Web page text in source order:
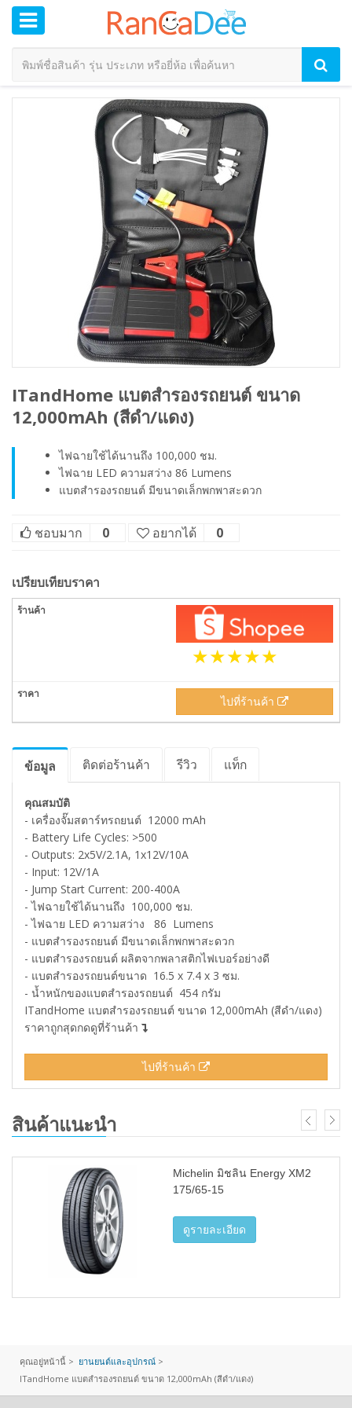
ITandHome แบตสำรองรถยนต์ ขนาด
12,000mAh (สีดำ/แดง)
ไฟฉายใช้ได้นานถึง 100,000 ชม.
ไฟฉาย LED ความสว่าง 86 Lumens
แบตสำรองรถยนต์ มีขนาดเล็กพกพาสะดวก
ชอบมาก 0 อยากได้ 0
เปรียบเทียบราคา
ไปที่ร้านค้า
ข้อมูล ติดต่อร้านค้า รีวิว แท็ก
คุณสมบัติ
- เครื่องจั๊มสตาร์ทรถยนต์ 12000 mAh
- Battery Life Cycles: >500
- Outputs: 2x5V/2.1A, 1x12V/10A
- Input: 12V/1A
- Jump Start Current: 200-400A
- ไฟฉายใช้ได้นานถึง 100,000 ชม.
- ไฟฉาย LED ความสว่าง 86 Lumens
- แบตสำรองรถยนต์ มีขนาดเล็กพกพาสะดวก
- แบตสำรองรถยนต์ ผลิตจากพลาสติกไฟเบอร์อย่างดี
- แบตสำรองรถยนต์ขนาด 16.5 x 7.4 x 3 ซม.
- น้ำหนักของแบตสำรองรถยนต์ 454 กรัม
ITandHome แบตสำรองรถยนต์ ขนาด 12,000mAh (สีดำ/แดง)
ราคาถูกสุดกดดูที่ร้านค้า
ไปที่ร้านค้า
สินค้าแนะนำ
Michelin มิชลิน Energy XM2
175/65-15
ดูรายละเอียด
คุณอยู่หน้านี้ > ยานยนต์และอุปกรณ์ >
ITandHome แบตสำรองรถยนต์ ขนาด 12,000mAh (สีดำ/แดง)